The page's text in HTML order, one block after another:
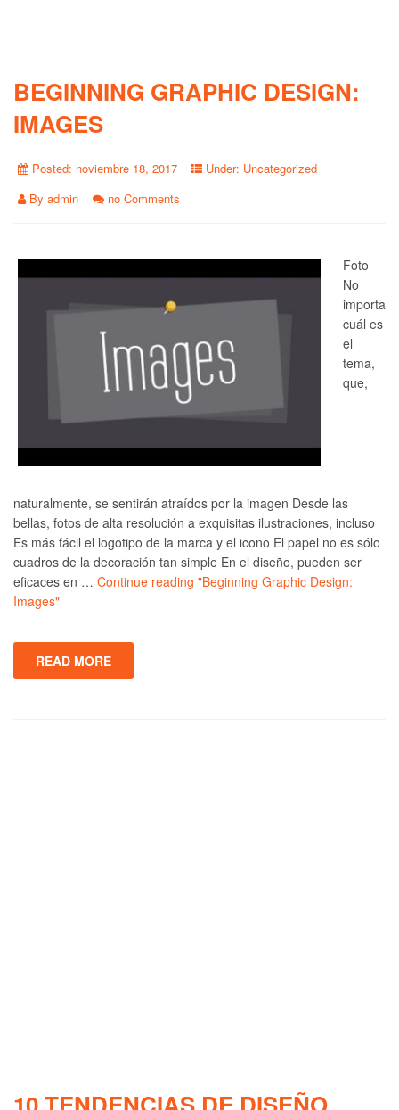
BEGINNING GRAPHIC DESIGN:
IMAGES
Posted: noviembre 18, 2017 Under: Uncategorized
By admin no Comments
Foto
No
importa
cuál es
el
tema,
que,
naturalmente, se sentirán atraídos por la imagen Desde las
bellas, fotos de alta resolución a exquisitas ilustraciones, incluso
Es más fácil el logotipo de la marca y el icono El papel no es sólo
cuadros de la decoración tan simple En el diseño, pueden ser
eficaces en … Continue reading "Beginning Graphic Design:
Images"
READ MORE